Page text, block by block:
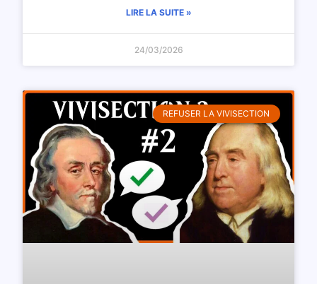
LIRE LA SUITE »
24/03/2026
REFUSER LA VIVISECTION